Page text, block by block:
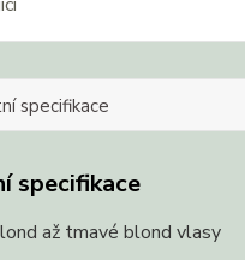
specifikace
specifikace
až tmavé blond vlasy